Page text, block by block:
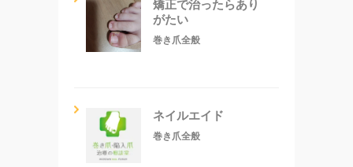
矯正で治ったらあり
がたい
巻き爪全般
ネイルエイド
巻き爪全般